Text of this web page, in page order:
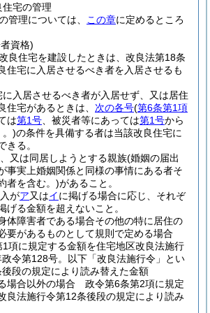
住宅の管理
管理については、 この章に定めるところ
資格)
良住宅を建設したときは、改良法第18条
住宅に入居させるべき者を入居させるも
入居させるべき者が入居せず、又は居住
住宅があるときは、 次の各号(第6条第1項
は第1号 、被災者等にあっては第1号から
。)の条件を具備する者は当該改良住宅に
きる。
又は同居しようとする親族(婚姻の届出
事実上婚姻関係と同様の事情にある者そ
者を含む。)があること。
がア又はイに掲げる場合に応じ、それぞ
げる金額を超えないこと。
体障害者である場合その他の特に居住の
要があるものとして規則で定める場合
項に規定する金額を住宅地区改良法施行
令第128号。以下「改良法施行令」とい
段の規定により読み替えた金額
場合以外の場合 政令第6条第2項に規定
良法施行令第12条後段の規定により読み